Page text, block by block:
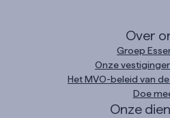
Over
Groep
Onze
Het MVO-beleid van
Doe
Onze